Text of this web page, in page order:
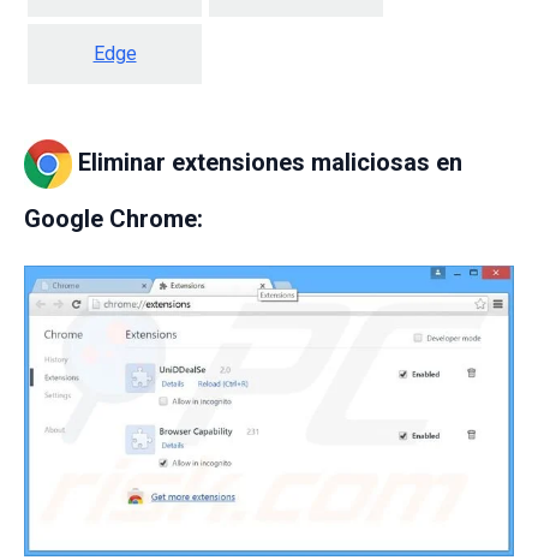
Edge
Eliminar extensiones maliciosas en
Google Chrome: